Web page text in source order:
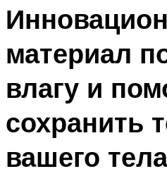
материал
влагу и
сохранить
вашего тела